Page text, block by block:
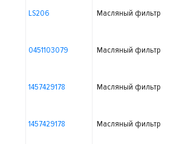
LS206 Масляный фильтр
0451103079 Масляный фильтр
1457429178 Масляный фильтр
1457429178 Масляный фильтр